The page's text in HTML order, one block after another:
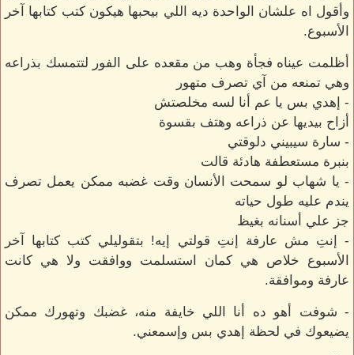
وأقول اه علشان الواحدة ديه اللي بيحبها هيكون كتب كتابها آخر
الأسبوع.
أظلمت عيناه فجأة وهب من مقعده على الفور لتتمسك بذراعه
وهي تمنعه من آي تصرف متهور
- إهدي بس يا عم أنا لسه مخلصتش
أزاح بيديها عن ذراعه وهتف بقسوة
- سارة سيبيني دلوقتي
بنبرة مستعطفة هادئة قالت
- يا شهاب لو سمحت الأنسان وقت غضبه ممكن يعمل تصرف
يندم عليه طول حياته
جز علي أسنانه بغيظ
- إنتِ مش عارفة إنتِ قولتي إيه! بتقوليلي كتب كتابها آخر
الأسبوع خلاص هي كمان استسلمت ووافقت ولا هي كانت
عارفة وموافقة.
- شوفت أهو ده أنا اللي خايفة منه، غضبك وتهورك ممكن
يضيعوك في لحظة إهدي بس وإسمعني.